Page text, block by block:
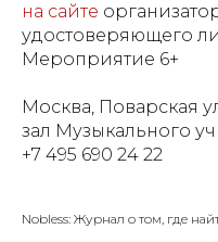
на сайте
удостоверяющего
Мероприятие 6+
Москва, Поварская
зал Музыкального
+7 495 690 24 22
Nobless: Журнал о том, где